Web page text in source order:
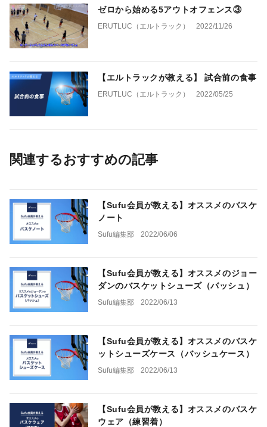
ゼロから始める5アウトオフェンス③
ERUTLUC（エルトラック） 2022/11/26
【エルトラックが教える】 試合前の食事
ERUTLUC（エルトラック） 2022/05/25
関連するおすすめの記事
【Sufu会員が教える】オススメのバスケ
ノート
Sufu編集部 2022/06/06
【Sufu会員が教える】オススメのジョー
ダンのバスケットシューズ（バッシュ）
Sufu編集部 2022/06/13
【Sufu会員が教える】オススメのバスケ
ットシューズケース（バッシュケース）
Sufu編集部 2022/06/13
【Sufu会員が教える】オススメのバスケ
ウェア（練習着）